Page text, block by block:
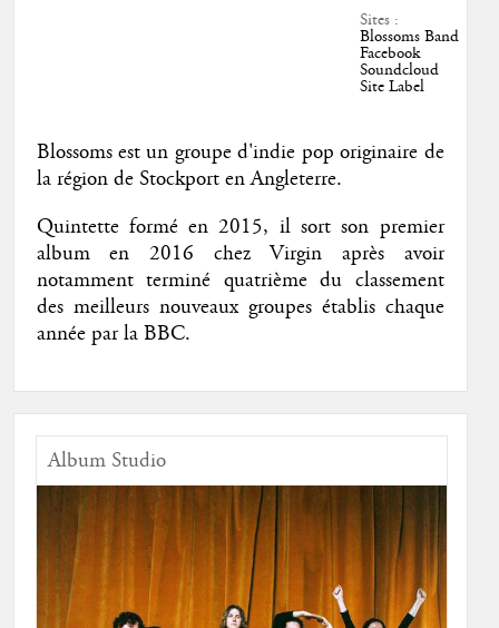
Sites :
Blossoms Band
Facebook
Soundcloud
Site Label
Blossoms est un groupe d'indie pop originaire de
la région de Stockport en Angleterre.
Quintette formé en 2015, il sort son premier
album en 2016 chez Virgin après avoir
notamment terminé quatrième du classement
des meilleurs nouveaux groupes établis chaque
année par la BBC.
Album Studio